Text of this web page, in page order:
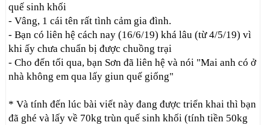
quế sinh khối
- Vâng, 1 cái tên rất tình cảm gia đình.
- Bạn có liên hệ cách nay (16/6/19) khá lâu (từ 4/5/19) vì
khi ấy chưa chuẩn bị được chuồng trại
- Cho đến tối qua, bạn Sơn đã liên hệ và nói "Mai anh có ở
nhà không em qua lấy giun quế giống"
* Và tính đến lúc bài viết này đang được triển khai thì bạn
đã ghé và lấy về 70kg trùn quế sinh khối (tính tiền 50kg